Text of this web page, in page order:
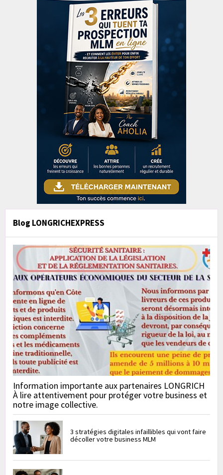
Blog LONGRICHEXPRESS
Information importante aux partenaires LONGRICH
À lire attentivement pour protéger votre business et
notre image collective.
3 stratégies digitales infaillibles qui vont faire
décoller votre business MLM